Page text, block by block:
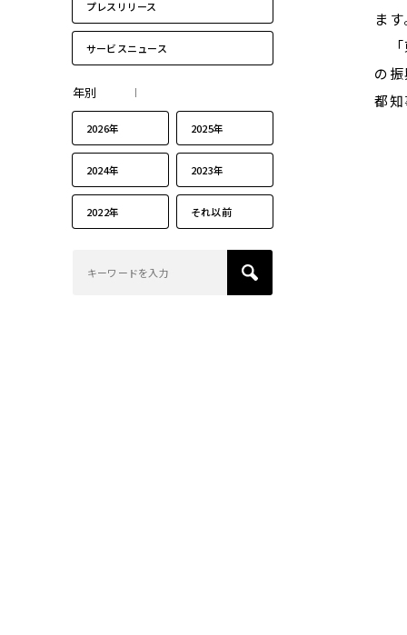
プレスリリース
サービスニュース
年別
2026年 2025年
2024年 2023年
2022年 それ以前
ます
「
の
都知